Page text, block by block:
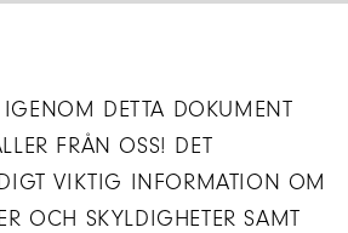
DETTA DOKUMENT
FRÅN OSS! DET
VIKTIG INFORMATION OM
OCH SKYLDIGHETER SAMT